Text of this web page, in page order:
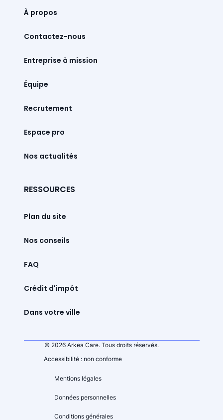
À propos
Contactez-nous
Entreprise à mission
Équipe
Recrutement
Espace pro
Nos actualités
RESSOURCES
Plan du site
Nos conseils
FAQ
Crédit d'impôt
Dans votre ville
© 2026 Arkea Care. Tous droits réservés.
Accessibilité : non conforme
Mentions légales
Données personnelles
Conditions générales